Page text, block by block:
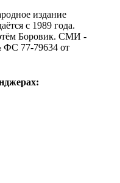
издание
с 1989 года.
Боровик. CМИ -
ФС 77-79634 от